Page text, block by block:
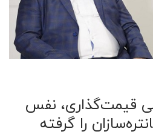
قیمت‌گذاری، نفس
را گرفته